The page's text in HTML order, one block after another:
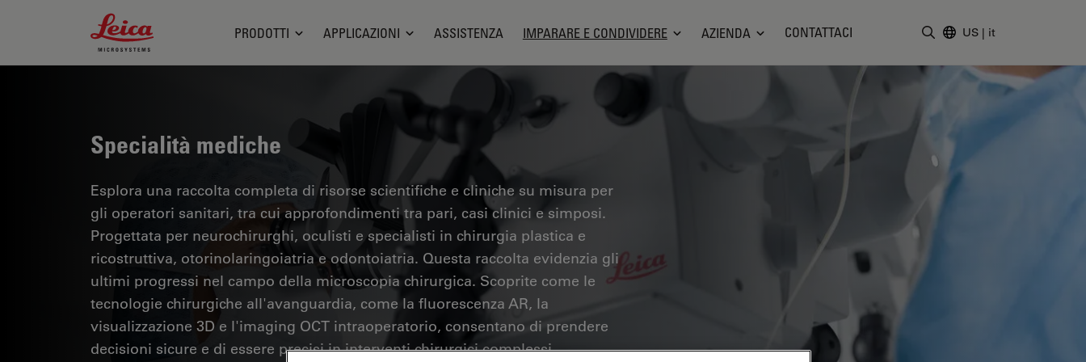
Leica Microsystems Logo
PRODOTTI APPLICAZIONI ASSISTENZA IMPARARE E CONDIVIDERE AZIENDA CONTATTACI US | it
Specialità mediche
Esplora una raccolta completa di risorse scientifiche e cliniche su misura per
gli operatori sanitari, tra cui approfondimenti tra pari, casi clinici e simposi.
Progettata per neurochirurghi, oculisti e specialisti in chirurgia plastica e
ricostruttiva, otorinolaringoiatria e odontoiatria. Questa raccolta evidenzia gli
ultimi progressi nel campo della microscopia chirurgica. Scoprite come le
tecnologie chirurgiche all'avanguardia, come la fluorescenza AR, la
visualizzazione 3D e l'imaging OCT intraoperatorio, consentano di prendere
decisioni sicure e di essere precisi in interventi chirurgici complessi.